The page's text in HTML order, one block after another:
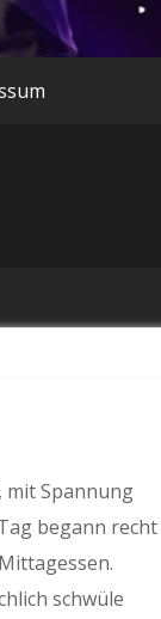
mit Spannung
begann recht
schwüle